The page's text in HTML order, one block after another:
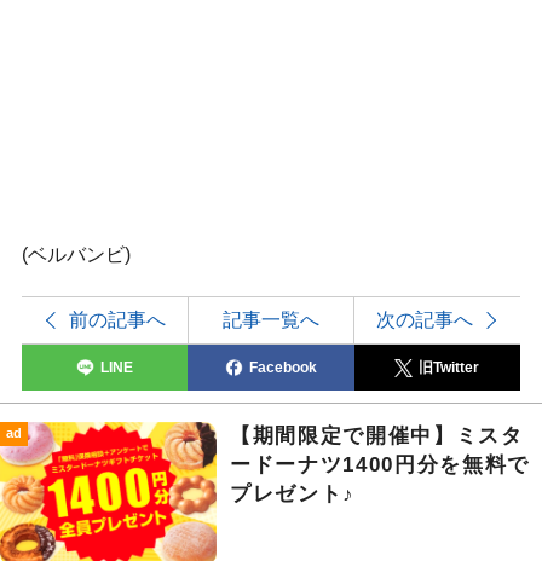
(ベルバンビ)
前の記事へ 記事一覧へ 次の記事へ
LINE Facebook 旧Twitter
ad
【期間限定で開催中】ミスタ
ードーナツ1400円分を無料で
プレゼント♪